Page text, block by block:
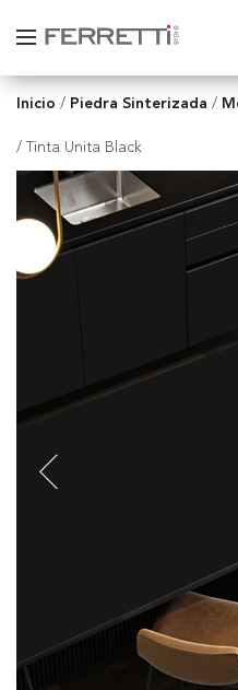
Inicio / Piedra Sinterizada /
/ Tinta Unita Black